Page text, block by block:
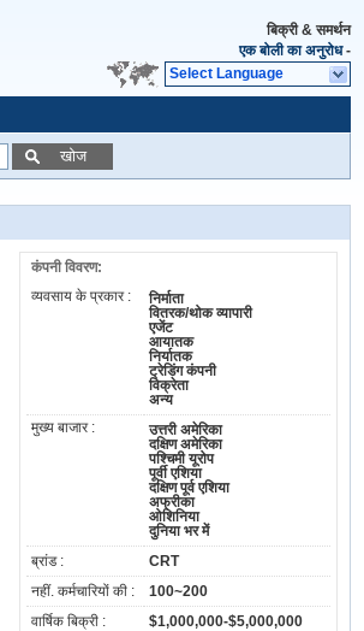
बिक्री & समर्थन
एक बोली का अनुरोध-
Select Language
खोज
कंपनी विवरण:
व्यवसाय के प्रकार :
निर्माता
वितरक/थोक व्यापारी
एजेंट
आयातक
निर्यातक
ट्रेडिंग कंपनी
विक्रेता
अन्य
मुख्य बाजार :
उत्तरी अमेरिका
दक्षिण अमेरिका
पश्चिमी यूरोप
पूर्वी एशिया
दक्षिण पूर्व एशिया
अफ्रीका
ओशिनिया
दुनिया भर में
ब्रांड :
CRT
नहीं. कर्मचारियों की :
100~200
वार्षिक बिक्री :
$1,000,000-$5,000,000